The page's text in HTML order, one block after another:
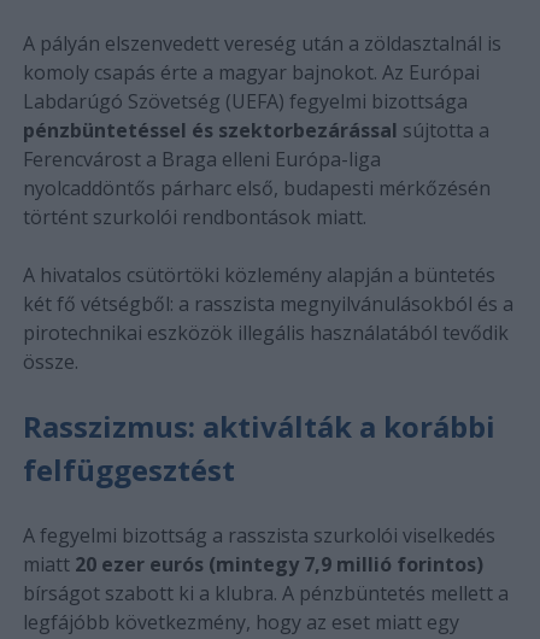
A pályán elszenvedett vereség után a zöldasztalnál is
komoly csapás érte a magyar bajnokot. Az Európai
Labdarúgó Szövetség (UEFA) fegyelmi bizottsága
pénzbüntetéssel és szektorbezárással sújtotta a
Ferencvárost a Braga elleni Európa-liga
nyolcaddöntős párharc első, budapesti mérkőzésén
történt szurkolói rendbontások miatt.
A hivatalos csütörtöki közlemény alapján a büntetés
két fő vétségből: a rasszista megnyilvánulásokból és a
pirotechnikai eszközök illegális használatából tevődik
össze.
Rasszizmus: aktiválták a korábbi
felfüggesztést
A fegyelmi bizottság a rasszista szurkolói viselkedés
miatt 20 ezer eurós (mintegy 7,9 millió forintos)
bírságot szabott ki a klubra. A pénzbüntetés mellett a
legfájóbb következmény, hogy az eset miatt egy